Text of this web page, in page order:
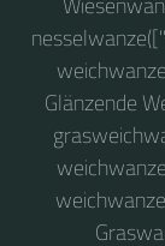
Glänzende